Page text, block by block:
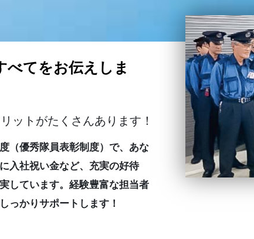
べてをお伝えしま
ットがたくさんあります！
（優秀隊員表彰制度）で、あな
入社祝い金など、充実の好待
しています。経験豊富な担当者
っかりサポートします！